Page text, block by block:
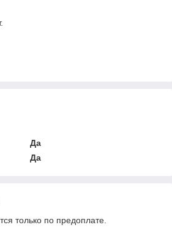
Да
Да
только по предоплате.